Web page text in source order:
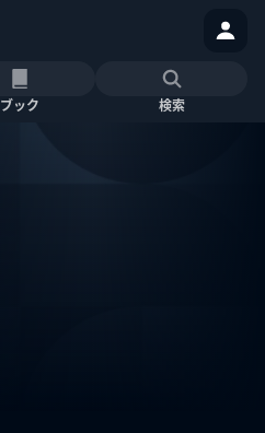
ブック 検索